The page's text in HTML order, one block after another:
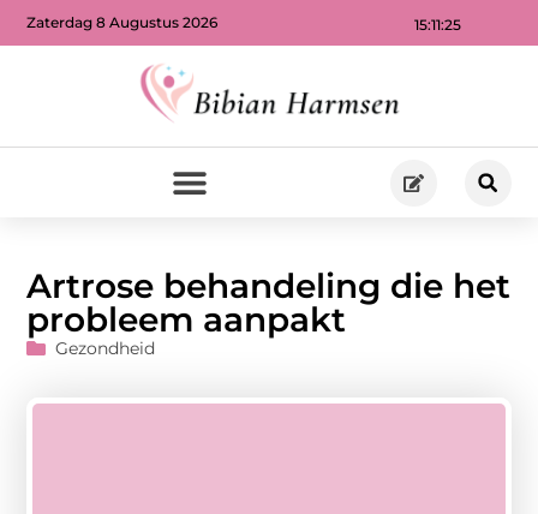
15:11:26
Zaterdag 8 Augustus 2026
Artrose behandeling die het
probleem aanpakt
Gezondheid